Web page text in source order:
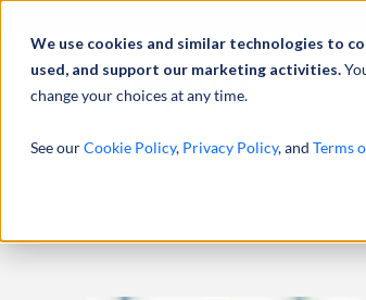
We use cookies and similar technologies to
used, and support our marketing activities.
change your choices at any time.
See ourCookie Policy, Privacy Policy, and Terms